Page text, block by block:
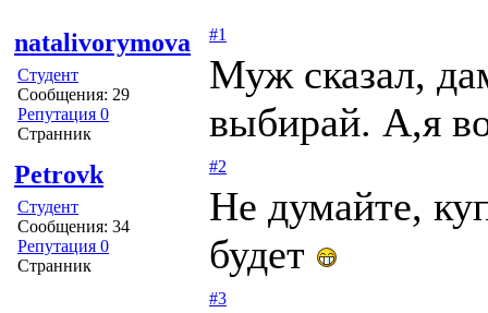
natalivorymova
Студент
Сообщения: 29
Репутация 0
Странник
#1
Муж сказал,
выбирай. А,я
Petrovk
Студент
Сообщения: 34
Репутация 0
Странник
#2
Не думайте,
будет
#3